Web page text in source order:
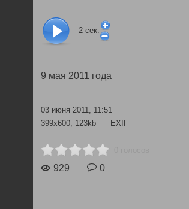
2 сек.
9 мая 2011 года
03 июня 2011, 11:51
399x600, 123kb
EXIF
929 0